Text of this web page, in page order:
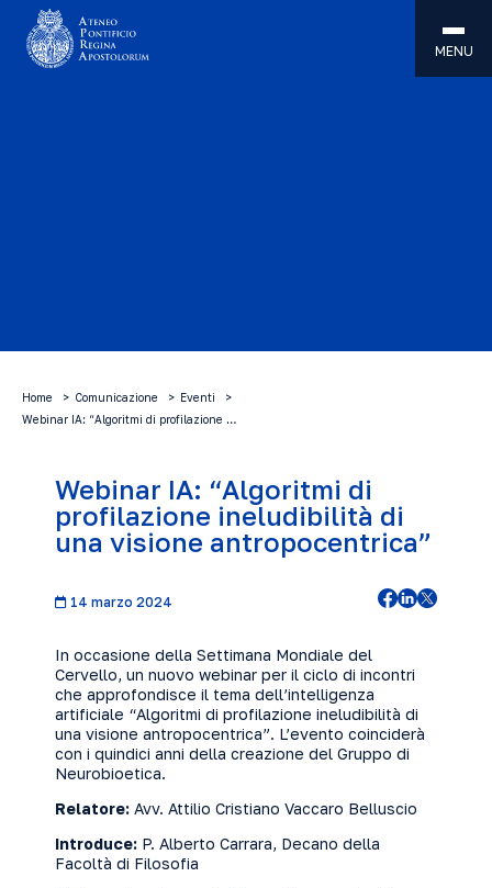
MENU
Home Comunicazione
Eventi
Webinar IA: “Algoritmi di profilazione …
Webinar IA: “Algoritmi di
profilazione ineludibilità di
una visione antropocentrica”
14 marzo 2024
In occasione della Settimana Mondiale del
Cervello, un nuovo webinar per il ciclo di incontri
che approfondisce il tema dell’intelligenza
artificiale “Algoritmi di profilazione ineludibilità di
una visione antropocentrica”. L’evento coinciderà
con i quindici anni della creazione del Gruppo di
Neurobioetica.
Relatore: Avv. Attilio Cristiano Vaccaro Belluscio
Introduce: P. Alberto Carrara, Decano della
Facoltà di Filosofia